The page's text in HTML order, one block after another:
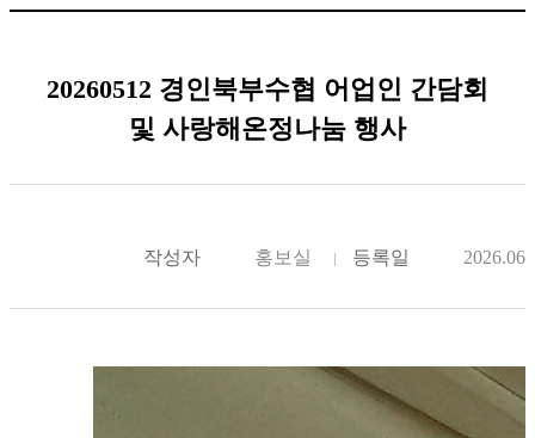
20260512 경인북부수협 어업인 간담회
및 사랑해온정나눔 행사
작성자 홍보실 등록일